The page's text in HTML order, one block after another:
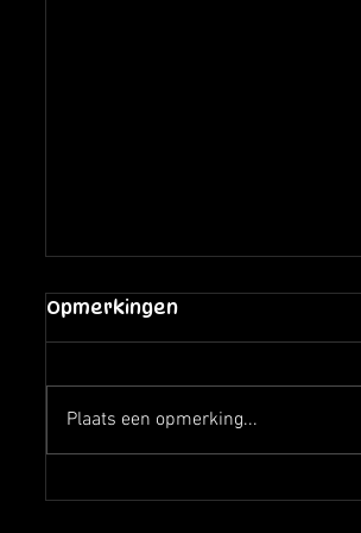
Blij en verdrietig
Opmerkingen
Plaats een opmerking...